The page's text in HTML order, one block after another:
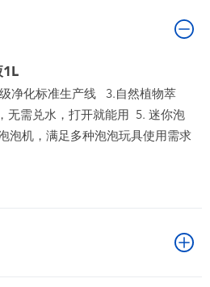
1L
净化标准生产线 3.自然植物萃
无需兑水，打开就能用 5. 迷你泡
泡机，满足多种泡泡玩具使用需求